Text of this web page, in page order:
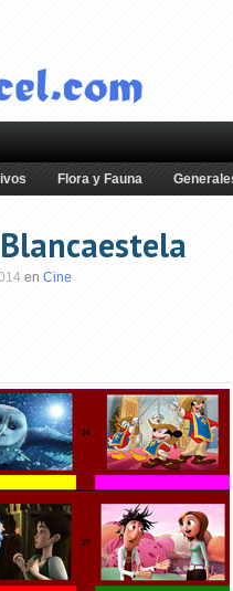
Flora y Fauna
en Cine